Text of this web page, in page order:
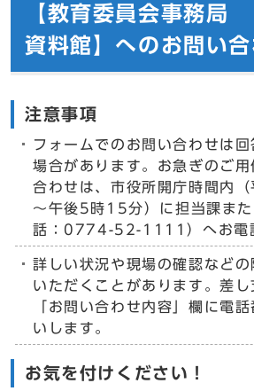
【教育委員会事務局
資料館】へのお問い
注意事項
フォームでのお問い合わせは
場合があります。お急ぎのご
合わせは、市役所開庁時間内
～午後5時15分）に担当課ま
話：0774-52-1111）へお電
詳しい状況や現場の確認など
いただくことがあります。差し
「お問い合わせ内容」欄に電
いします。
お気を付けください！